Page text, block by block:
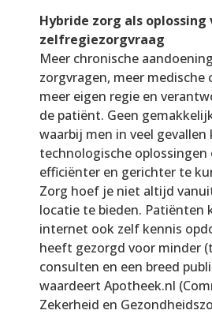
Hybride zorg als oplossing
zelfregiezorgvraag
Meer chronische
zorgvragen, meer medische
meer eigen regie en
de patiënt. Geen
waarbij men in veel
technologische oplossingen
efficiënter en gerichter te
Zorg hoef je niet altijd
locatie te bieden. Patiënten
internet ook zelf kennis
heeft gezorgd voor minder
consulten en een breed
waardeert Apotheek.nl
Zekerheid en